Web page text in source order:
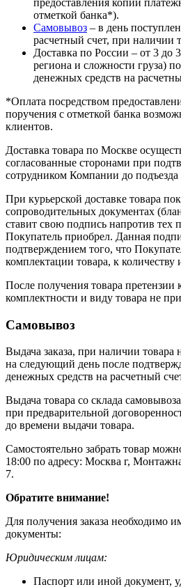
предоставления копии
отметкой банка*).
Самовывоз – в день
расчетный счет, при наличии
Доставка по России – от 3 до
региона и сложности груза)
денежных средств на
*Оплата посредством
поручения с отметкой банка
клиентов.
Доставка товара по Москве
согласованные сторонами при
сотрудником Компании до подъезда
При курьерской доставке товара
сопроводительных документах
ставит свою подпись напротив тех
Покупатель приобрел. Данная
подтверждением того, что
комплектации товара, к
После получения товара претензии
комплектности и виду товара не
Самовывоз
Выдача заказа, при наличии товара
на следующий день после
денежных средств на расчетный
Выдача товара со склада
при предварительной
до времени выдачи товара.
Самостоятельно забрать товар
18:00 по адресу: Москва г,
7.
Обратите внимание!
Для получения заказа необходимо
документы:
Юридическим лицам:
Паспорт или иной документ,